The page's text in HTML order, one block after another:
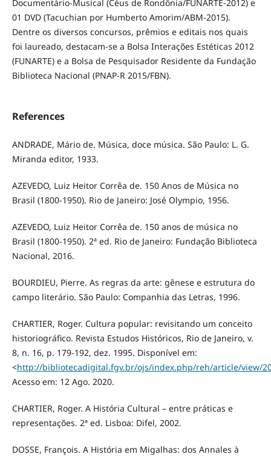
Documentário-Musical (Céus de Rondônia/FUNARTE-2012) e
01 DVD (Tacuchian por Humberto Amorim/ABM-2015).
Dentre os diversos concursos, prêmios e editais nos quais
foi laureado, destacam-se a Bolsa Interações Estéticas 2012
(FUNARTE) e a Bolsa de Pesquisador Residente da Fundação
Biblioteca Nacional (PNAP-R 2015/FBN).
References
ANDRADE, Mário de. Música, doce música. São Paulo: L. G.
Miranda editor, 1933.
AZEVEDO, Luiz Heitor Corrêa de. 150 Anos de Música no
Brasil (1800-1950). Rio de Janeiro: José Olympio, 1956.
AZEVEDO, Luiz Heitor Corrêa de. 150 anos de música no
Brasil (1800-1950). 2ª ed. Rio de Janeiro: Fundação Biblioteca
Nacional, 2016.
BOURDIEU, Pierre. As regras da arte: gênese e estrutura do
campo literário. São Paulo: Companhia das Letras, 1996.
CHARTIER, Roger. Cultura popular: revisitando um conceito
historiográfico. Revista Estudos Históricos, Rio de Janeiro, v.
8, n. 16, p. 179-192, dez. 1995. Disponível em:
<http://bibliotecadigital.fgv.br/ojs/index.php/reh/article/view/
Acesso em: 12 Ago. 2020.
CHARTIER, Roger. A História Cultural – entre práticas e
representações. 2ª ed. Lisboa: Difel, 2002.
DOSSE, François. A História em Migalhas: dos Annales à